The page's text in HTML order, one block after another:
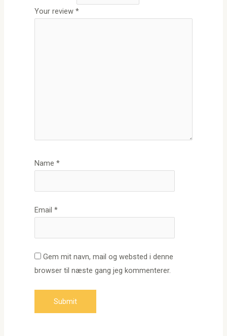
Your review*
Name*
Email*
Gem mit navn, mail og websted i denne
browser til næste gang jeg kommenterer.